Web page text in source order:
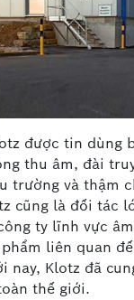
được tin dùng
thu âm, đài
trường và thậm
cũng là đối tác
ty lĩnh vực
liên quan
nay, Klotz đã
thế giới.